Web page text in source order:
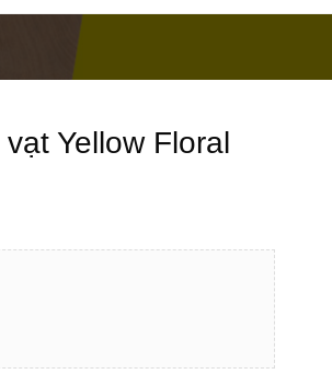
Yellow Floral